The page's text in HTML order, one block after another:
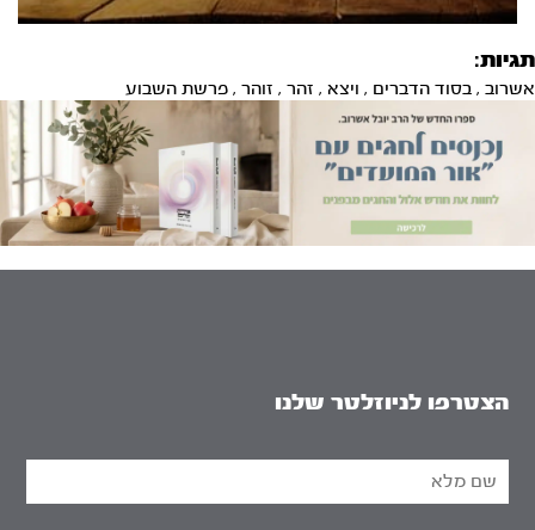
תגיות:
אשרוב , בסוד הדברים , ויצא , זהר , זוהר , פרשת השבוע
הצטרפו לניוזלטר שלנו